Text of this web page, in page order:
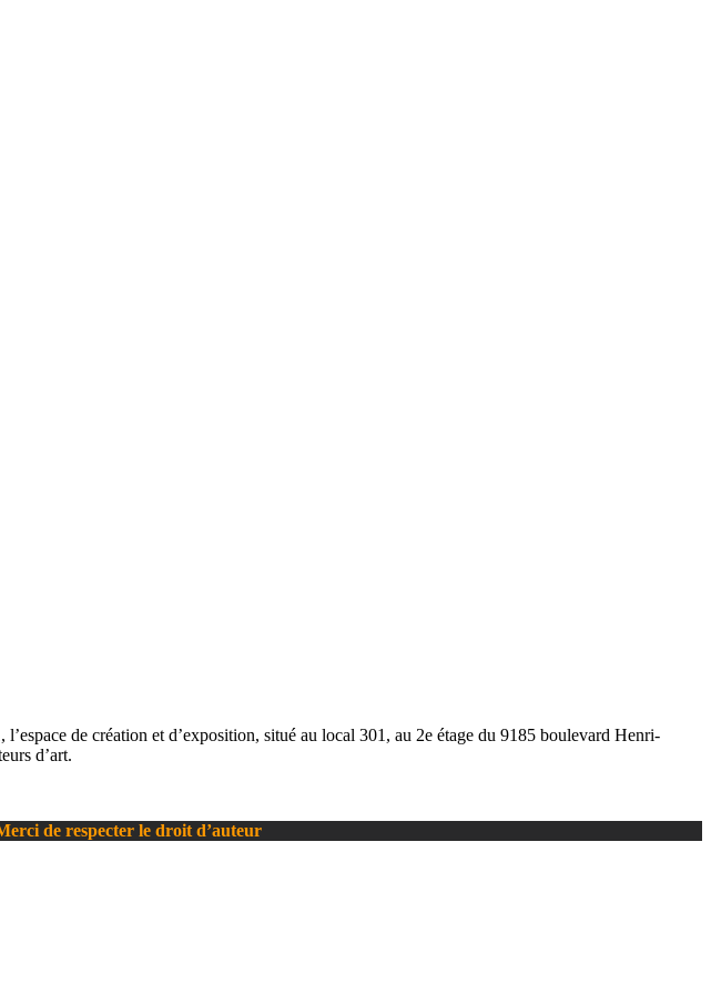
de création et d’exposition, situé au local 301, au 2e étage du 9185 boulevard Henri-
d’art.
de respecter le droit d’auteur